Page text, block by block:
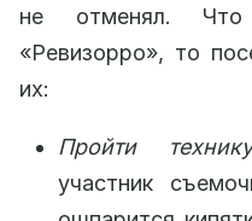
не отменял. Что
«Ревизорро», то
их:
Пройти
участник